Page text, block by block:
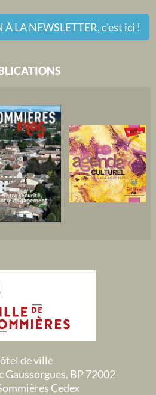
LA NEWSLETTER,c'est ici !
de ville
Gaussorgues, BP 72002
Cedex